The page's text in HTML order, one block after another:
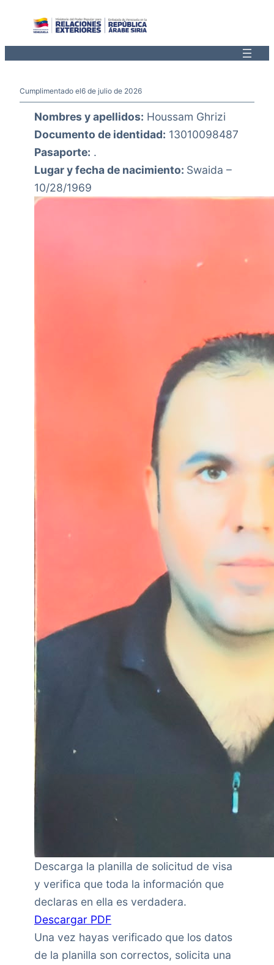
Cumplimentado el6 de julio de 2026
Nombres y apellidos: Houssam Ghrizi
Documento de identidad: 13010098487
Pasaporte: .
Lugar y fecha de nacimiento: Swaida –
10/28/1969
Descarga la planilla de solicitud de visa
y verifica que toda la información que
declaras en ella es verdadera.
Descargar PDF
Una vez hayas verificado que los datos
de la planilla son correctos, solicita una